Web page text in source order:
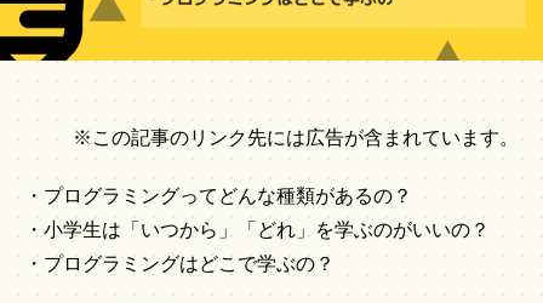
※この記事のリンク先には広告が含まれています。
・プログラミングってどんな種類があるの？
・小学生は「いつから」「どれ」を学ぶのがいいの？
・プログラミングはどこで学ぶの？